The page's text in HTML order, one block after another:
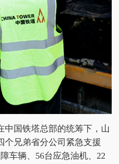
中国铁塔总部的统筹下，山
个兄弟省分公司紧急支援
车辆、56台应急油机、22